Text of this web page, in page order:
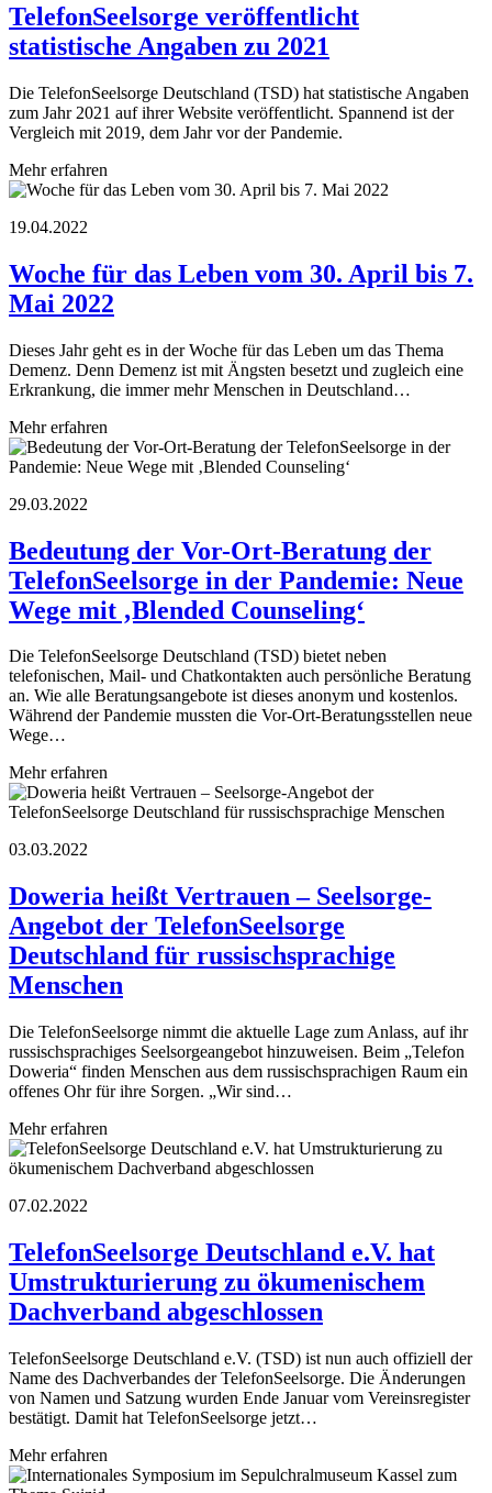
TelefonSeelsorge veröffentlicht
statistische Angaben zu 2021
Die TelefonSeelsorge Deutschland (TSD) hat statistische Angaben
zum Jahr 2021 auf ihrer Website veröffentlicht. Spannend ist der
Vergleich mit 2019, dem Jahr vor der Pandemie.
Mehr erfahren
19.04.2022
Woche für das Leben vom 30. April bis 7.
Mai 2022
Dieses Jahr geht es in der Woche für das Leben um das Thema
Demenz. Denn Demenz ist mit Ängsten besetzt und zugleich eine
Erkrankung, die immer mehr Menschen in Deutschland…
Mehr erfahren
29.03.2022
Bedeutung der Vor-Ort-Beratung der
TelefonSeelsorge in der Pandemie: Neue
Wege mit ‚Blended Counseling‘
Die TelefonSeelsorge Deutschland (TSD) bietet neben
telefonischen, Mail- und Chatkontakten auch persönliche Beratung
an. Wie alle Beratungsangebote ist dieses anonym und kostenlos.
Während der Pandemie mussten die Vor-Ort-Beratungsstellen neue
Wege…
Mehr erfahren
03.03.2022
Doweria heißt Vertrauen – Seelsorge-
Angebot der TelefonSeelsorge
Deutschland für russischsprachige
Menschen
Die TelefonSeelsorge nimmt die aktuelle Lage zum Anlass, auf ihr
russischsprachiges Seelsorgeangebot hinzuweisen. Beim „Telefon
Doweria“ finden Menschen aus dem russischsprachigen Raum ein
offenes Ohr für ihre Sorgen. „Wir sind…
Mehr erfahren
07.02.2022
TelefonSeelsorge Deutschland e.V. hat
Umstrukturierung zu ökumenischem
Dachverband abgeschlossen
TelefonSeelsorge Deutschland e.V. (TSD) ist nun auch offiziell der
Name des Dachverbandes der TelefonSeelsorge. Die Änderungen
von Namen und Satzung wurden Ende Januar vom Vereinsregister
bestätigt. Damit hat TelefonSeelsorge jetzt…
Mehr erfahren